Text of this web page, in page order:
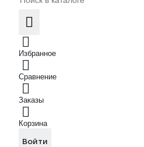
Избранное
Сравнение
Заказы
Корзина
Войти